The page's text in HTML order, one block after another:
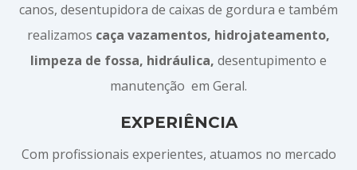
canos, desentupidora de caixas de gordura e também
realizamos caça vazamentos, hidrojateamento,
limpeza de fossa, hidráulica, desentupimento e
manutenção em Geral.
EXPERIÊNCIA
Com profissionais experientes, atuamos no mercado